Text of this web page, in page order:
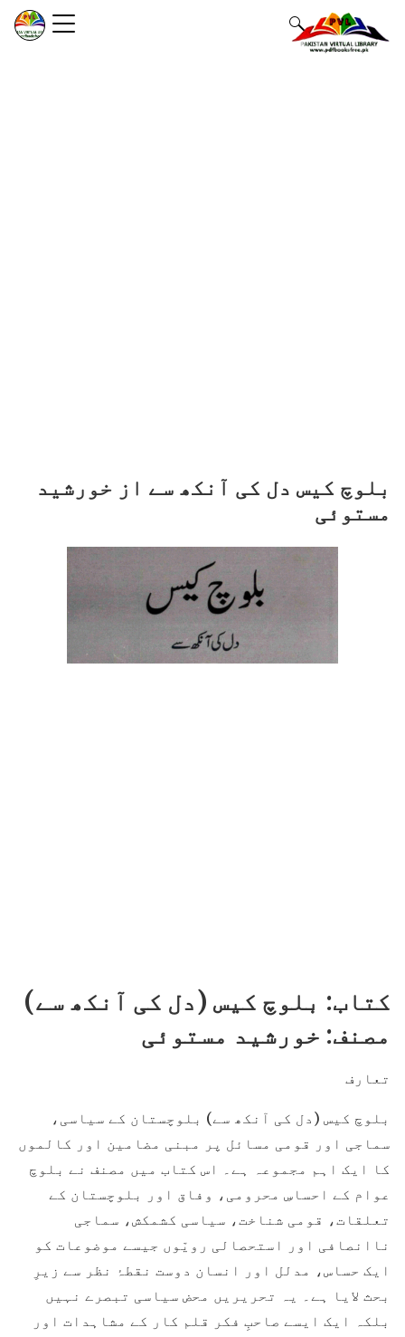
بلوچ کیس دل کی آنکھ سے از خورشید
مستوئی
کتاب: بلوچ کیس (دل کی آنکھ سے)
مصنف: خورشید مستوئی
تعارف
بلوچ کیس (دل کی آنکھ سے) بلوچستان کے سیاسی،
سماجی اور قومی مسائل پر مبنی مضامین اور کالموں
کا ایک اہم مجموعہ ہے۔ اس کتاب میں مصنف نے بلوچ
عوام کے احساسِ محرومی، وفاق اور بلوچستان کے
تعلقات، قومی شناخت، سیاسی کشمکش، سماجی
ناانصافی اور استحصالی رویّوں جیسے موضوعات کو
ایک حساس، مدلل اور انسان دوست نقطۂ نظر سے زیرِ
بحث لایا ہے۔ یہ تحریریں محض سیاسی تبصرے نہیں
بلکہ ایک ایسے صاحبِ فکر قلم کار کے مشاہدات اور